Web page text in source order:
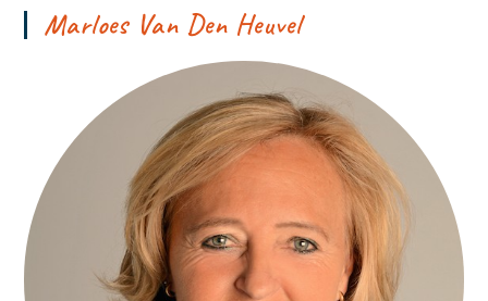
Marloes Van Den Heuvel